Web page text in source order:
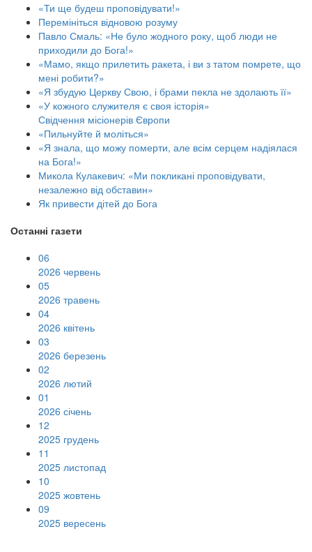
«Ти ще будеш проповідувати!»
Перемініться відновою розуму
Павло Смаль: «Не було жодного року, щоб люди не
приходили до Бога!»
«Мамо, якщо прилетить ракета, і ви з татом помрете, що
мені робити?»
«Я збудую Церкву Свою, і брами пекла не здолають її»
«У кожного служителя є своя історія»
Свідчення місіонерів Європи
«Пильнуйте й моліться»
«Я знала, що можу померти, але всім серцем надіялася
на Бога!»
Микола Кулакевич: «Ми покликані проповідувати,
незалежно від обставин»
Як привести дітей до Бога
Останні газети
06
2026 червень
05
2026 травень
04
2026 квітень
03
2026 березень
02
2026 лютий
01
2026 січень
12
2025 грудень
11
2025 листопад
10
2025 жовтень
09
2025 вересень